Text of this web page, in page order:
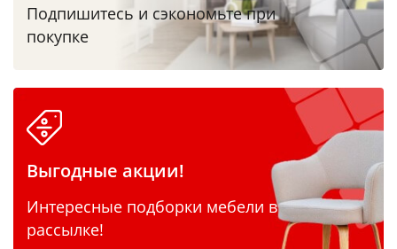
Подпишитесь и сэкономьте при
покупке
Выгодные акции!
Интересные подборки мебели в
рассылке!